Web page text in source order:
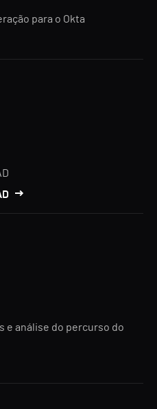
para o Okta
e análise do percurso do